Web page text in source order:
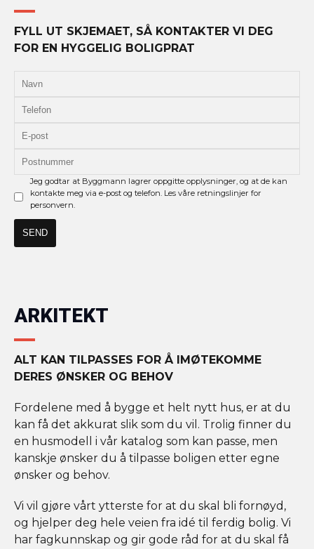
FYLL UT SKJEMAET, SÅ KONTAKTER VI DEG
FOR EN HYGGELIG BOLIGPRAT
Jeg godtar at Byggmann lagrer oppgitte opplysninger, og at de kan
kontakte meg via e-post og telefon. Les våre retningslinjer for
personvern.
ARKITEKT
ALT KAN TILPASSES FOR Å IMØTEKOMME
DERES ØNSKER OG BEHOV
Fordelene med å bygge et helt nytt hus, er at du
kan få det akkurat slik som du vil. Trolig finner du
en husmodell i vår katalog som kan passe, men
kanskje ønsker du å tilpasse boligen etter egne
ønsker og behov.
Vi vil gjøre vårt ytterste for at du skal bli fornøyd,
og hjelper deg hele veien fra idé til ferdig bolig. Vi
har fagkunnskap og gir gode råd for at du skal få